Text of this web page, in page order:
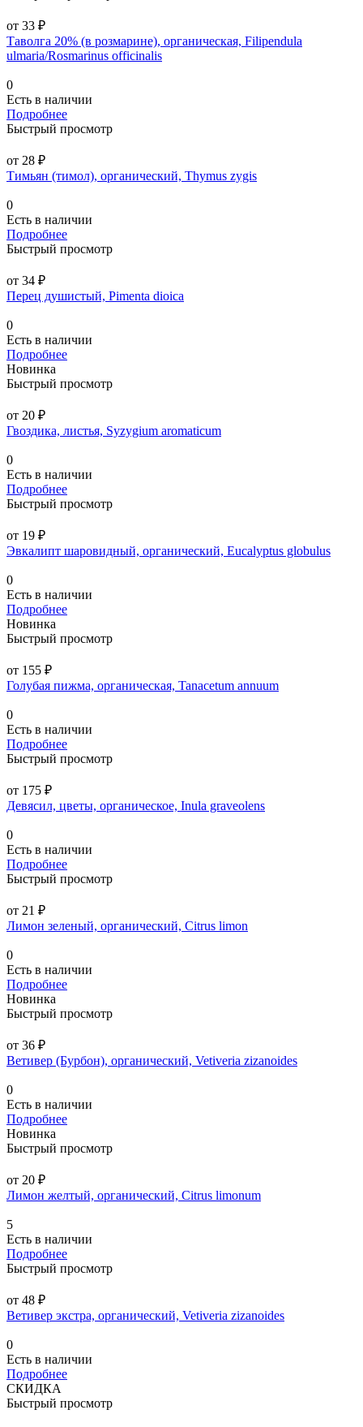
от 33 ₽
Таволга 20% (в розмарине), органическая, Filipendula
ulmaria/Rosmarinus officinalis
0
Есть в наличии
Подробнее
Быстрый просмотр
от 28 ₽
Тимьян (тимол), органический, Thymus zygis
0
Есть в наличии
Подробнее
Быстрый просмотр
от 34 ₽
Перец душистый, Pimenta dioica
0
Есть в наличии
Подробнее
Новинка
Быстрый просмотр
от 20 ₽
Гвоздика, листья, Syzygium aromaticum
0
Есть в наличии
Подробнее
Быстрый просмотр
от 19 ₽
Эвкалипт шаровидный, органический, Eucalyptus globulus
0
Есть в наличии
Подробнее
Новинка
Быстрый просмотр
от 155 ₽
Голубая пижма, органическая, Tanacetum annuum
0
Есть в наличии
Подробнее
Быстрый просмотр
от 175 ₽
Девясил, цветы, органическое, Inula graveolens
0
Есть в наличии
Подробнее
Быстрый просмотр
от 21 ₽
Лимон зеленый, органический, Citrus limon
0
Есть в наличии
Подробнее
Новинка
Быстрый просмотр
от 36 ₽
Ветивер (Бурбон), органический, Vetiveria zizanoides
0
Есть в наличии
Подробнее
Новинка
Быстрый просмотр
от 20 ₽
Лимон желтый, органический, Citrus limonum
5
Есть в наличии
Подробнее
Быстрый просмотр
от 48 ₽
Ветивер экстра, органический, Vetiveria zizanoides
0
Есть в наличии
Подробнее
СКИДКА
Быстрый просмотр